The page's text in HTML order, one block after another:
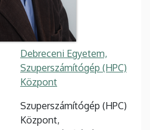
Debreceni Egyetem,
Szuperszámítógép (HPC)
Központ
Szuperszámítógép (HPC)
Központ,